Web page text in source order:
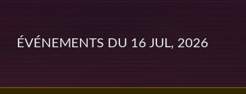
Événements du 16 Jul, 2026